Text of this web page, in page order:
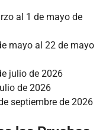
al 1 de mayo de
mayo al 22 de mayo
julio de 2026
de 2026
septiembre de 2026